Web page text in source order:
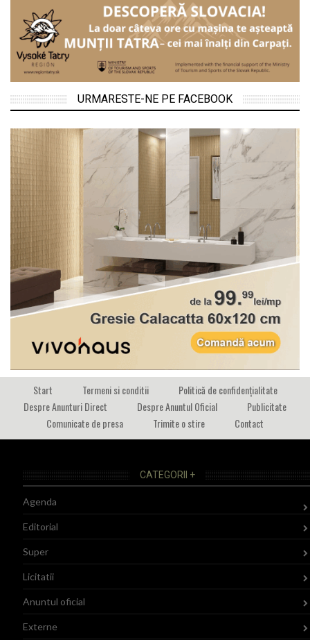
URMARESTE-NE PE FACEBOOK
Start Termeni si conditii
Politică de confidențialitate
Despre Anunturi Direct
Despre Anuntul Oficial
Publicitate
Comunicate de presa
Trimite o stire Contact
CATEGORII +
Agenda
Editorial
Super
Licitatii
Anuntul oficial
Externe